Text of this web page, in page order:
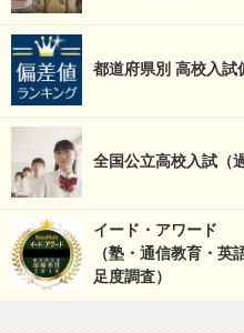
都道府県別 高校入試
全国公立高校入試（
イード・アワード
（塾・通信教育・
足度調査）